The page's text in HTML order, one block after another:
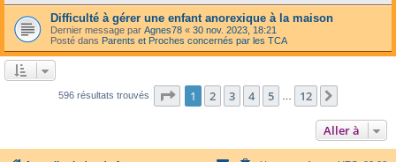
Difficulté à gérer une enfant anorexique à la maison
Dernier message par Agnes78 « 30 nov. 2023, 18:21
Posté dans Parents et Proches concernés par les TCA
596 résultats trouvés Page 1sur12
1 2 3 4 5 12
Aller à